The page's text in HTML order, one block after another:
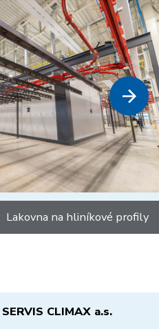
Lakovna na hliníkové profily
SERVIS CLIMAX a.s.